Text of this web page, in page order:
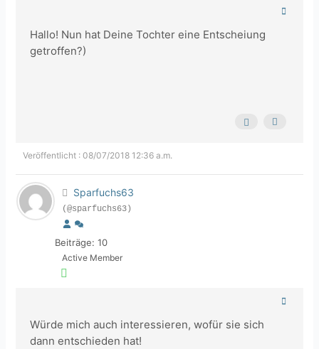
Hallo! Nun hat Deine Tochter eine Entscheiung
getroffen?)
Veröffentlicht : 08/07/2018 12:36 a.m.
Sparfuchs63
(@sparfuchs63)
Beiträge: 10
Active Member
Würde mich auch interessieren, wofür sie sich
dann entschieden hat!